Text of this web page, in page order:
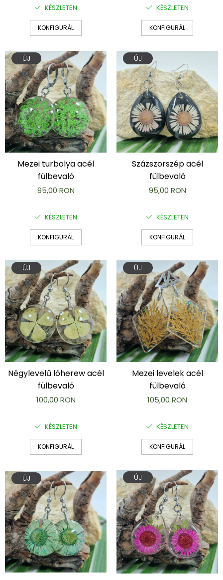
KÉSZLETEN
KONFIGURÁL
KÉSZLETEN
KONFIGURÁL
ÚJ
Mezei turbolya acél
fülbevaló
95,00 RON
KÉSZLETEN
KONFIGURÁL
ÚJ
Százszorszép acél
fülbevaló
95,00 RON
KÉSZLETEN
KONFIGURÁL
ÚJ
Négylevelű lóherew acél
fülbevaló
100,00 RON
KÉSZLETEN
KONFIGURÁL
ÚJ
Mezei levelek acél
fülbevaló
105,00 RON
KÉSZLETEN
KONFIGURÁL
ÚJ ÚJ